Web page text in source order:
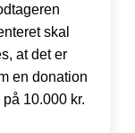
skal
at det er
en donation
10.000 kr.